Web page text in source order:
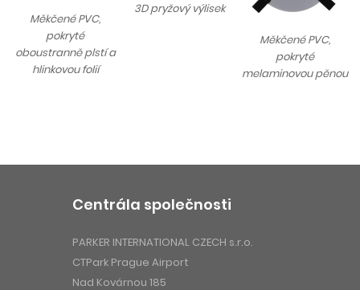
Měkčené PVC,
pokryté
oboustranně plstí a
hlinkovou folií
3D pryžový výlisek
Měkčené PVC,
pokryté
melaminovou pěnou
Centrála společnosti
PARKER INTERNATIONAL CZECH s.r.o.
CTPark Prague Airport
Nad Kovárnou 185